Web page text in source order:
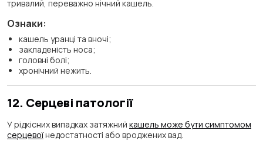
тривалий, переважно нічний кашель.
Ознаки:
кашель уранці та вночі;
закладеність носа;
головні болі;
хронічний нежить.
12. Серцеві патології
У рідкісних випадках затяжний кашель може бути симптомом
серцевоїнедостатності або вроджених вад.